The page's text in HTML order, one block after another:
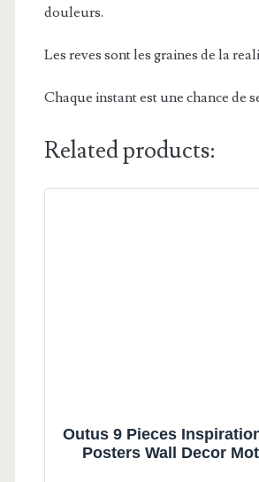
douleurs.
Les reves sont les graines de la
Chaque instant est une chance de
Related products:
Outus 9 Pieces
Posters Wall Decor